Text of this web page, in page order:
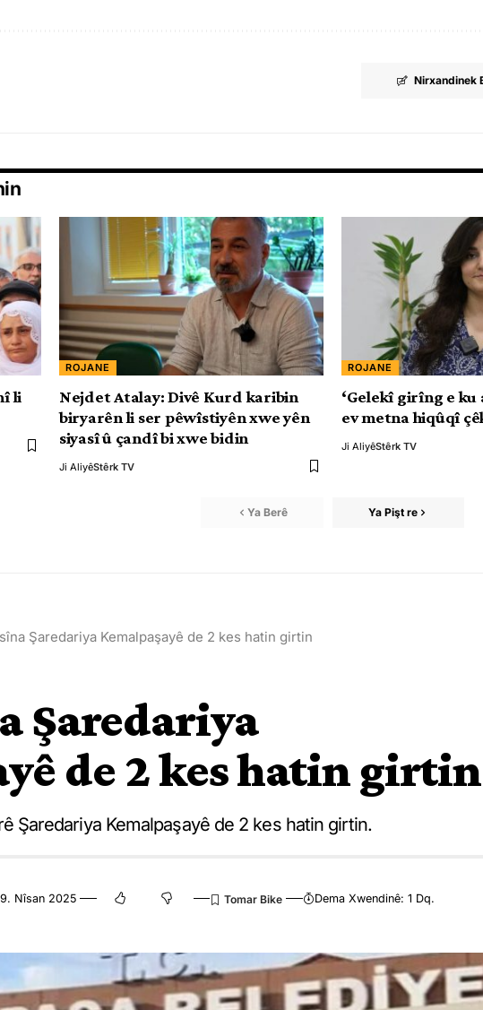
Nirxandinek
li
ROJANE
Nejdet Atalay: Divê Kurd karibin
biryarên li ser pêwîstiyên xwe yên
siyasî û çandî bi xwe bidin
Ji AliyêStêrk TV
ROJANE
‘Gelekî girîng e ku
ev metna hiqûqî
Ji AliyêStêrk TV
Ya Berê Ya Pişt re
Şaredariya Kemalpaşayê de 2 kes hatin girtin
Şaredariya
de 2 kes hatin girtin
Şaredariya Kemalpaşayê de 2 kes hatin girtin.
Nîsan 2025 Dema Xwendinê: 1 Dq.